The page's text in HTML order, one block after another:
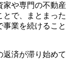
家や専門の不動産
とで、まとまった
業を続けること
返済が滞り始めて